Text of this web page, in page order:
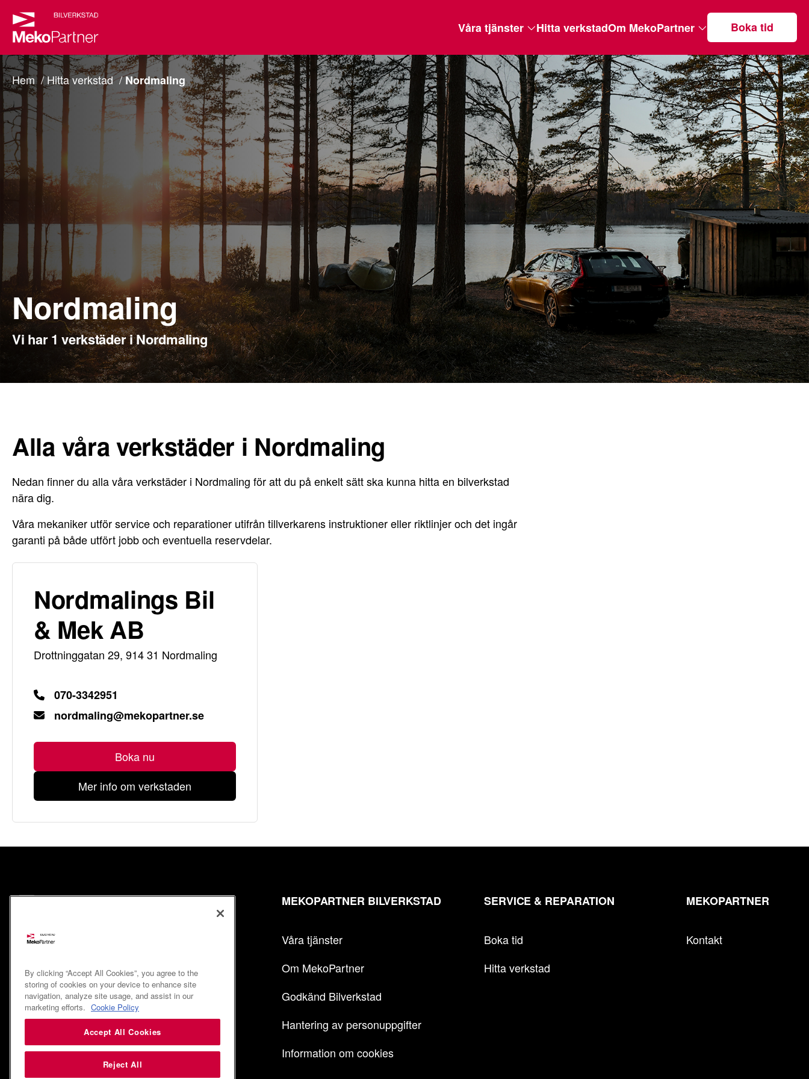
Våra tjänster Hitta verkstadOm MekoPartner Boka tid
Hem Hitta verkstad Nordmaling
Nordmaling
Vi har 1 verkstäder i Nordmaling
Alla våra verkstäder i Nordmaling
Nedan finner du alla våra verkstäder i Nordmaling för att du på enkelt sätt ska kunna hitta en bilverkstad
nära dig.
Våra mekaniker utför service och reparationer utifrån tillverkarens instruktioner eller riktlinjer och det ingår
garanti på både utfört jobb och eventuella reservdelar.
Nordmalings Bil
& Mek AB
Drottninggatan 29, 914 31 Nordmaling
070-3342951
nordmaling@mekopartner.se
Boka nu
Mer info om verkstaden
MEKOPARTNER BILVERKSTAD
Våra tjänster
Om MekoPartner
Godkänd Bilverkstad
Hantering av personuppgifter
Information om cookies
SERVICE & REPARATION
Boka tid
Hitta verkstad
MEKOPARTNER
Kontakt
By clicking “Accept All Cookies”, you agree to the
storing of cookies on your device to enhance site
navigation, analyze site usage, and assist in our
marketing efforts. Cookie Policy
Accept All Cookies
Reject All